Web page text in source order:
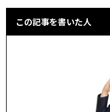
この記事を書いた人